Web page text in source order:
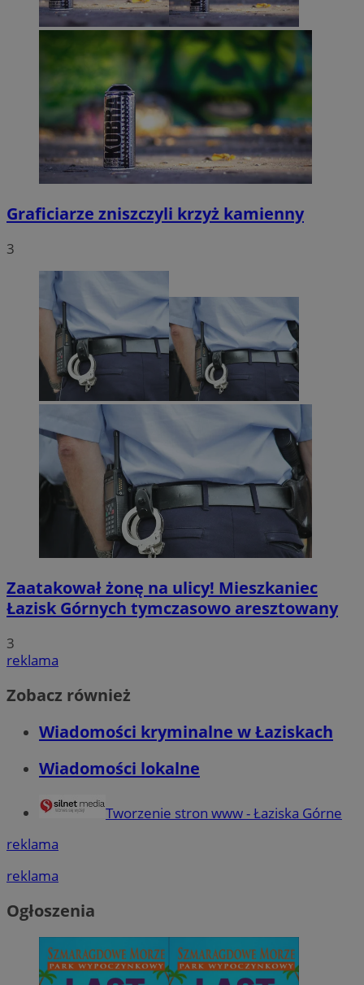
Graficiarze zniszczyli krzyż kamienny
3
Zaatakował żonę na ulicy! Mieszkaniec
Łazisk Górnych tymczasowo aresztowany
3
reklama
Zobacz również
Wiadomości kryminalne w Łaziskach
Wiadomości lokalne
Tworzenie stron www - Łaziska Górne
reklama
reklama
Ogłoszenia